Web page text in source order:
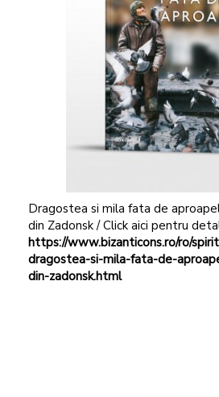
Dragostea si mila fata de
din Zadonsk / Click aici pentru
https://www.bizanticons.ro/ro/
dragostea-si-mila-fata-de-
din-zadonsk.html